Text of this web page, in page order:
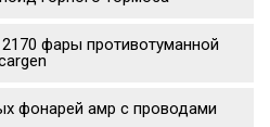
фары противотуманной
фонарей амр с проводами